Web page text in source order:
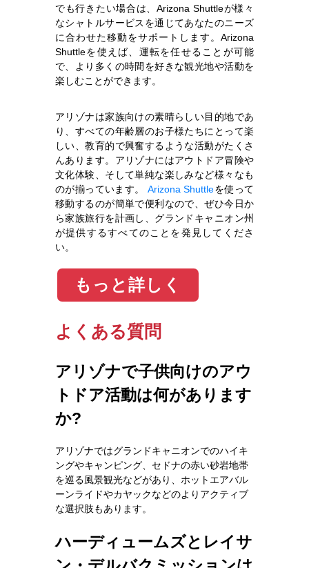
でも行きたい場合は、Arizona Shuttleが様々
なシャトルサービスを通じてあなたのニーズ
に合わせた移動をサポートします。Arizona
Shuttleを使えば、運転を任せることが可能
で、より多くの時間を好きな観光地や活動を
楽しむことができます。
アリゾナは家族向けの素晴らしい目的地であ
り、すべての年齢層のお子様たちにとって楽
しい、教育的で興奮するような活動がたくさ
んあります。アリゾナにはアウトドア冒険や
文化体験、そして単純な楽しみなど様々なも
のが揃っています。
Arizona Shuttleを使って
移動するのが簡単で便利なので、ぜひ今日か
ら家族旅行を計画し、グランドキャニオン州
が提供するすべてのことを発見してくださ
い。
もっと詳しく
よくある質問
アリゾナで子供向けのアウ
トドア活動は何があります
か?
アリゾナではグランドキャニオンでのハイキ
ングやキャンピング、セドナの赤い砂岩地帯
を巡る風景観光などがあり、ホットエアバル
ーンライドやカヤックなどのよりアクティブ
な選択肢もあります。
ハーディュームズとレイサ